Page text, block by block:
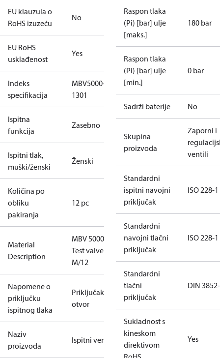
EU klauzula o
RoHS izuzeću
No
EU RoHS
usklađenost
Yes
Indeks
specifikacija
MBV5000-
1301
Ispitna
funkcija
Zasebno
Ispitni tlak,
muški/ženski
Ženski
Količina po
obliku
pakiranja
12 pc
Material
Description
MBV 5000
Test valve
M/12
Napomene o
priključku
ispitnog tlaka
Priključak za
otvor
Naziv
proizvoda
Ispitni ventil
Raspon tlaka
(Pi) [bar] ulje
[maks.]
180 bar
Raspon tlaka
(Pi) [bar] ulje
[min.]
0 bar
Sadrži baterije No
Skupina
proizvoda
Zaporni i
ventili
Standardni
ispitni navojni
priključak
ISO 228-1
Standardni
navojni tlačni
priključak
ISO 228-1
Standardni
tlačni
priključak
DIN
Sukladnost s
kineskom
direktivom
Yes